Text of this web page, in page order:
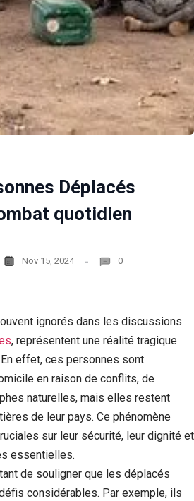
Déplacés
quotidien
Nov 15, 2024 0
ignorés dans les discussions
, représentent une réalité tragique
effet, ces personnes sont
en raison de conflits, de
naturelles, mais elles restent
de leur pays. Ce phénomène
sur leur sécurité, leur dignité et
essentielles.
de souligner que les déplacés
considérables. Par exemple, ils